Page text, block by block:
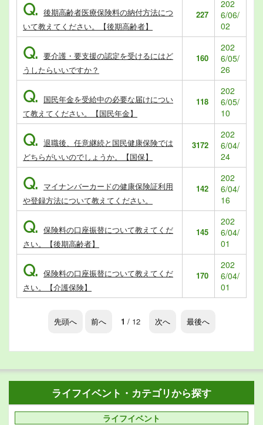
Q. 後期高齢者医療保険料の納付方法につ
いて教えてください。【後期高齢者】
227
202
6/06/
02
Q. 要介護・要支援の認定を受けるにはど
うしたらいいですか？
160
202
6/05/
26
Q. 国民年金を受給中の必要な届けについ
て教えてください。【国民年金】
118
202
6/05/
10
Q. 退職後、任意継続と国民健康保険では
どちらがいいのでしょうか。【国保】
3172
202
6/04/
24
Q. マイナンバーカードの健康保険証利用
や登録方法について教えてください。
142
202
6/04/
16
Q. 保険料の口座振替について教えてくだ
さい。【後期高齢者】
145
202
6/04/
01
Q. 保険料の口座振替について教えてくだ
さい。【介護保険】
170
202
6/04/
01
先頭へ 前へ 1 / 12 次へ 最後へ
ライフイベント・カテゴリから探す
ライフイベント